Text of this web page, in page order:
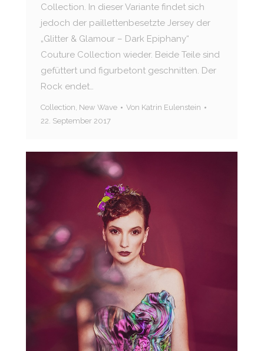
Collection. In dieser Variante findet sich
jedoch der paillettenbesetzte Jersey der
„Glitter & Glamour – Dark Epiphany“
Couture Collection wieder. Beide Teile sind
gefüttert und figurbetont geschnitten. Der
Rock endet…
Collection, New Wave Von Katrin Eulenstein
22. September 2017